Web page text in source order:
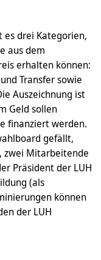
es drei Kategorien,
aus dem
erhalten können:
Transfer sowie
Auszeichnung ist
Geld sollen
finanziert werden.
gefällt,
zwei Mitarbeitende
Präsident der LUH
(als
können
der LUH